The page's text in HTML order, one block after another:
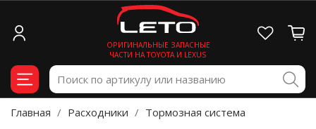
ОРИГИНАЛЬНЫЕ ЗАПАСНЫЕ
ЧАСТИ НА TOYOTA И LEXUS
Главная Расходники Тормозная система